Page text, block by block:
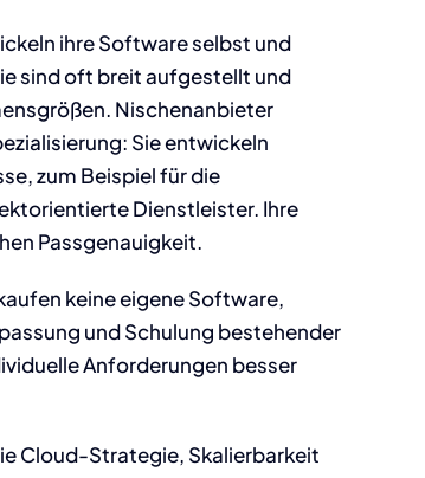
ihre Software selbst und
sind oft breit aufgestellt und
Nischenanbieter
Sie entwickeln
zum Beispiel für die
Dienstleister. Ihre
Passgenauigkeit.
keine eigene Software,
und Schulung bestehender
Anforderungen besser
Cloud-Strategie, Skalierbarkeit